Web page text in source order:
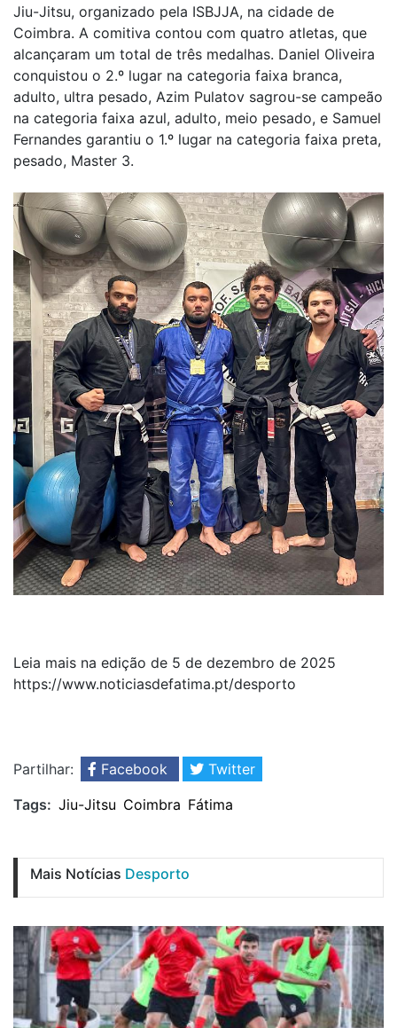
Jiu-Jitsu, organizado pela ISBJJA, na cidade de
Coimbra. A comitiva contou com quatro atletas, que
alcançaram um total de três medalhas. Daniel Oliveira
conquistou o 2.º lugar na categoria faixa branca,
adulto, ultra pesado, Azim Pulatov sagrou-se campeão
na categoria faixa azul, adulto, meio pesado, e Samuel
Fernandes garantiu o 1.º lugar na categoria faixa preta,
pesado, Master 3.
Leia mais na edição de 5 de dezembro de 2025
https://www.noticiasdefatima.pt/desporto
Partilhar: Facebook
Twitter
Tags: Jiu-Jitsu Coimbra Fátima
Mais Notícias Desporto